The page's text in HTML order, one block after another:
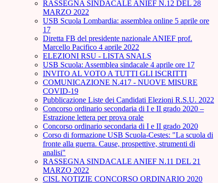
RASSEGNA SINDACALE ANIEF N.12 DEL 28
MARZO 2022
USB Scuola Lombardia: assemblea online 5 aprile ore
17
Diretta FB del presidente nazionale ANIEF prof.
Marcello Pacifico 4 aprile 2022
ELEZIONI RSU - LISTA SNALS
USB Scuola: Assemblea sindacale 4 aprile ore 17
INVITO AL VOTO A TUTTI GLI ISCRITTI
COMUNICAZIONE N.417 - NUOVE MISURE
COVID-19
Pubblicazione Liste dei Candidati Elezioni R.S.U. 2022
Concorso ordinario secondaria di I e II grado 2020 –
Estrazione lettera per prova orale
Concorso ordinario secondaria di I e II grado 2020
Corso di formazione USB Scuola-Cestes: "La scuola di
fronte alla guerra. Cause, prospettive, strumenti di
analisi"
RASSEGNA SINDACALE ANIEF N.11 DEL 21
MARZO 2022
CISL NOTIZIE CONCORSO ORDINARIO 2020